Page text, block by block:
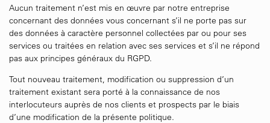
Aucun traitement n’est mis en œuvre par notre entreprise
concernant des données vous concernant s’il ne porte pas sur
des données à caractère personnel collectées par ou pour ses
services ou traitées en relation avec ses services et s’il ne répond
pas aux principes généraux du RGPD.
Tout nouveau traitement, modification ou suppression d’un
traitement existant sera porté à la connaissance de nos
interlocuteurs auprès de nos clients et prospects par le biais
d’une modification de la présente politique.